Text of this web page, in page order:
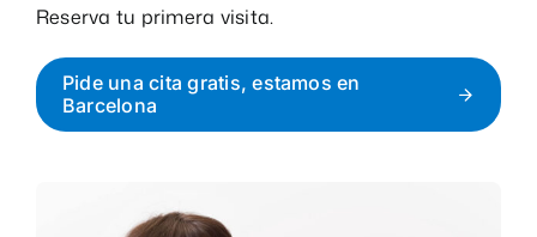
1ª Cita Gratis
Reserva tu primera visita.
Pide una cita gratis, estamos en
Barcelona